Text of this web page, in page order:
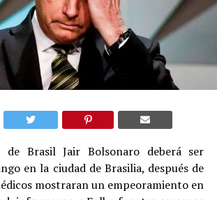
de Brasil Jair Bolsonaro deberá ser
en la ciudad de Brasilia, después de
mostraran un empeoramiento en